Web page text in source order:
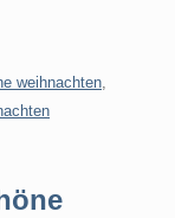
weihnachten,